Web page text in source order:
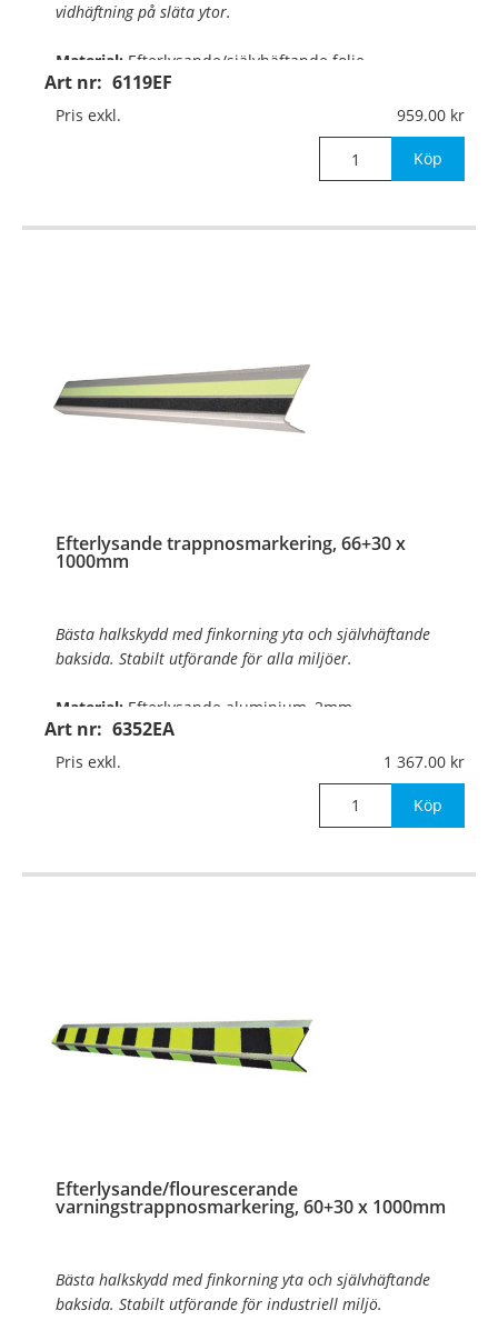
Art nr: 6119EF
vidhäftning på släta ytor.
Material: Efterlysande/självhäftande folie
Mått:800x50mm
mörker efte
…
Pris exkl. 959.00
Köp
Efterlysande trappnosmarkering, 66+30 x
1000mm
Art nr: 6352EA
Bästa halkskydd med finkorning yta och självhäftande
baksida. Stabilt utförande för alla miljöer.
Material: Efterlysande aluminium, 2mm
Mått:66+30 x 1000mm
…
Pris exkl. 1 367.00
Köp
Efterlysande/flourescerande
varningstrappnosmarkering, 60+30 x 1000mm
Bästa halkskydd med finkorning yta och självhäftande
baksida. Stabilt utförande för industriell miljö.